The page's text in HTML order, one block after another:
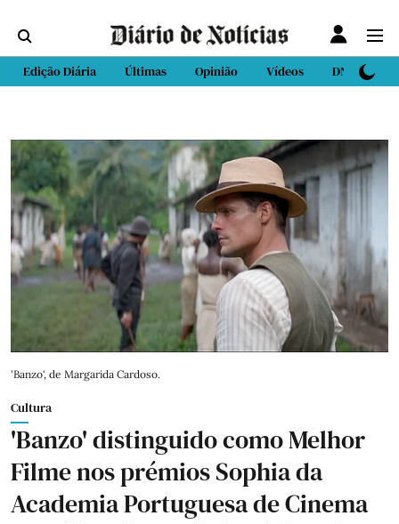
Edição Diária Últimas Opinião Vídeos DN Sport
'Banzo', de Margarida Cardoso.
Cultura
'Banzo' distinguido como Melhor
Filme nos prémios Sophia da
Academia Portuguesa de Cinema